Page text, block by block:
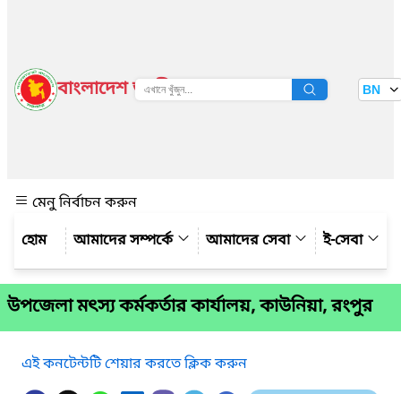
বাংলাদেশ জাতীয় তথ্য বাতায়ন BN
মেনু নির্বাচন করুন
আমাদের সম্পর্কে
আমাদের সেবা ই-সেবা
উপজেলা মৎস্য কর্মকর্তার কার্যালয়, কাউনিয়া, রংপুর
এই কনটেন্টটি শেয়ার করতে ক্লিক করুন